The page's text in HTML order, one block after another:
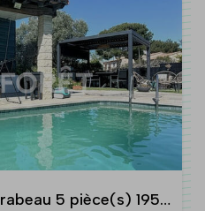
5 pièce(s) 195